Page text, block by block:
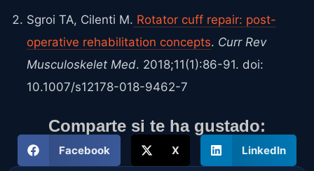
Sgroi TA, Cilenti M. Rotator cuff repair: post-
operative rehabilitation concepts. Curr Rev
Musculoskelet Med. 2018;11(1):86-91. doi:
10.1007/s12178-018-9462-7
Comparte si te ha gustado:
Facebook X LinkedIn